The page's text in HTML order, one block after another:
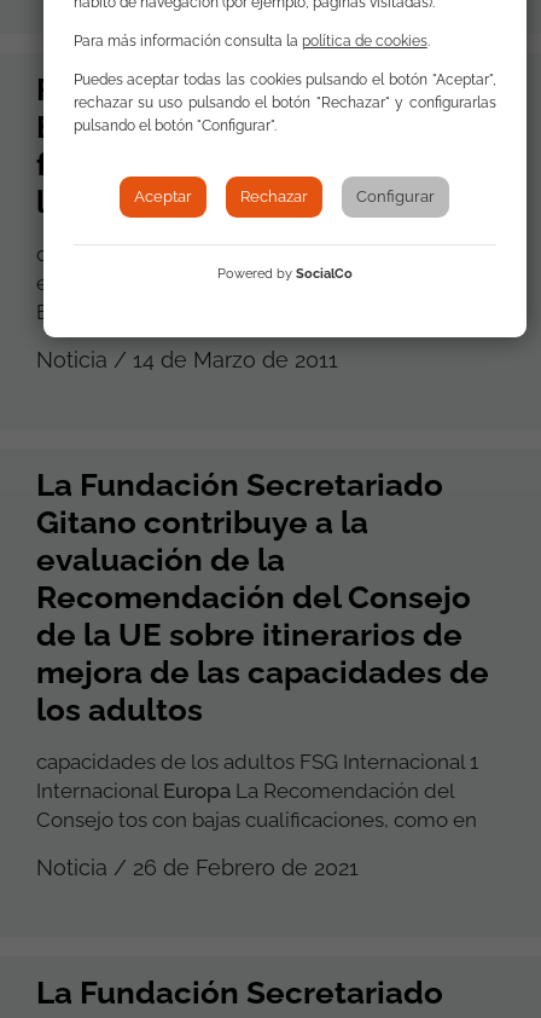
FSG comparte con la Comisión
Europea sus ideas sobre el
futuro del Mercado Interior de
la UE
desfavorecidos tales como los gitanos,
especialmente los que vienen de
Este, que a menudo no pueden disfrutar de los
Noticia / 14 de Marzo de 2011
La Fundación Secretariado
Gitano contribuye a la
evaluación de la
Recomendación del Consejo
de la UE sobre itinerarios de
mejora de las capacidades de
los adultos
capacidades de los adultos FSG Internacional 1
Internacional Europa La Recomendación del
Consejo tos con bajas cualificaciones, como en
Noticia / 26 de Febrero de 2021
La Fundación Secretariado
Para más información consulta la política de cookies.
Puedes aceptar todas las cookies pulsando el botón "Aceptar",
rechazar su uso pulsando el botón "Rechazar" y configurarlas
pulsando el botón "Configurar".
Aceptar Rechazar Configurar
Powered by SocialCo